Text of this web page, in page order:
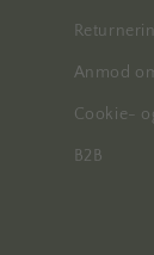
Anmod
Cookie-
B2B